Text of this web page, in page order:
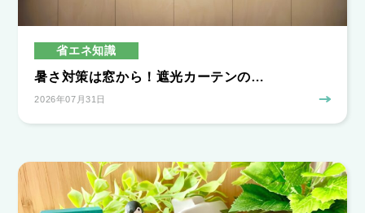
省エネ知識
暑さ対策は窓から！遮光カーテンの…
2026年07月31日